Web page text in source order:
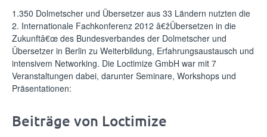
1.350 Dolmetscher und Übersetzer aus 33 Ländern nutzten die
2. Internationale Fachkonferenz 2012 â€žÜbersetzen in die
Zukunftâ€œ des Bundesverbandes der Dolmetscher und
Übersetzer in Berlin zu Weiterbildung, Erfahrungsaustausch und
intensivem Networking. Die Loctimize GmbH war mit 7
Veranstaltungen dabei, darunter Seminare, Workshops und
Präsentationen:
Beiträge von Loctimize